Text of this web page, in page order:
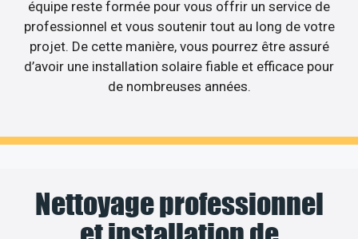
équipe reste formée pour vous offrir un service de
professionnel et vous soutenir tout au long de votre
projet. De cette manière, vous pourrez être assuré
d’avoir une installation solaire fiable et efficace pour
de nombreuses années.
Nettoyage professionnel